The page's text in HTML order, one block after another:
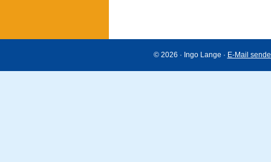
© 2026 · Ingo Lange · E-Mail